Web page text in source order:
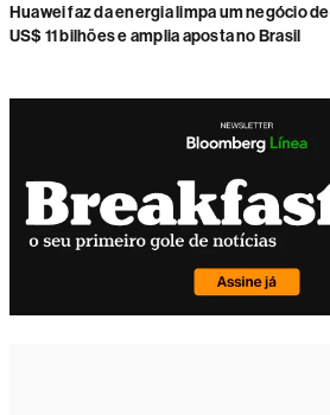
Huawei faz da energia limpa um negócio de
US$ 11 bilhões e amplia aposta no Brasil